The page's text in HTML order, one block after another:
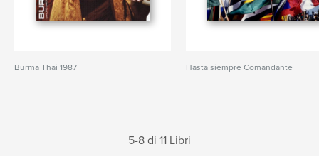
Burma Thai 1987 Hasta siempre Comandante
5-8 di 11 Libri